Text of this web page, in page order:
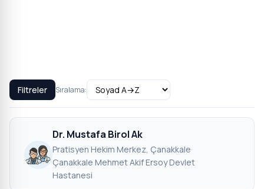
Filtreler Sıralama:
Dr. Mustafa Birol Ak
Pratisyen Hekim·Merkez, Çanakkale·
Çanakkale Mehmet Akif Ersoy Devlet
Hastanesi